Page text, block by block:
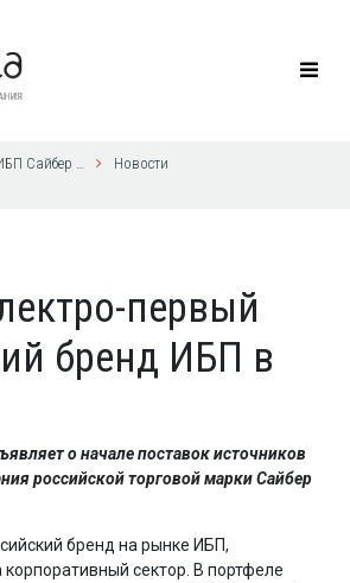
Сайбер Электро
Новости
первый
бренд ИБП в
о начале поставок источников
российской торговой марки Сайбер
бренд на рынке ИБП,
сектор. В портфеле